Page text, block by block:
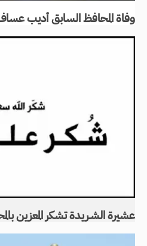
وفاة المحافظ السابق أديب
عشيرة الشـريدة تشكر المعزين